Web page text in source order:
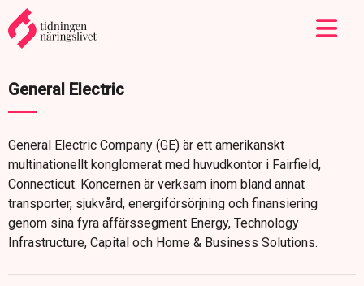
General Electric
General Electric Company (GE) är ett amerikanskt
multinationellt konglomerat med huvudkontor i Fairfield,
Connecticut. Koncernen är verksam inom bland annat
transporter, sjukvård, energiförsörjning och finansiering
genom sina fyra affärssegment Energy, Technology
Infrastructure, Capital och Home & Business Solutions.